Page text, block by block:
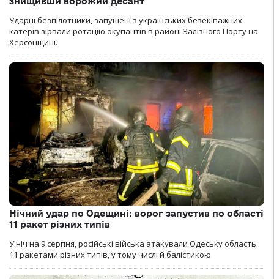
Ударні безпілотники, запущені з українських безекіпажних
катерів зірвали ротацію окупантів в районі Залізного Порту на
Херсонщині.
Нічний удар по Одещині: ворог запустив по області
11 ракет різних типів
У ніч на 9 серпня, російські війська атакували Одеську область
11 ракетами різних типів, у тому числі й балістикою.